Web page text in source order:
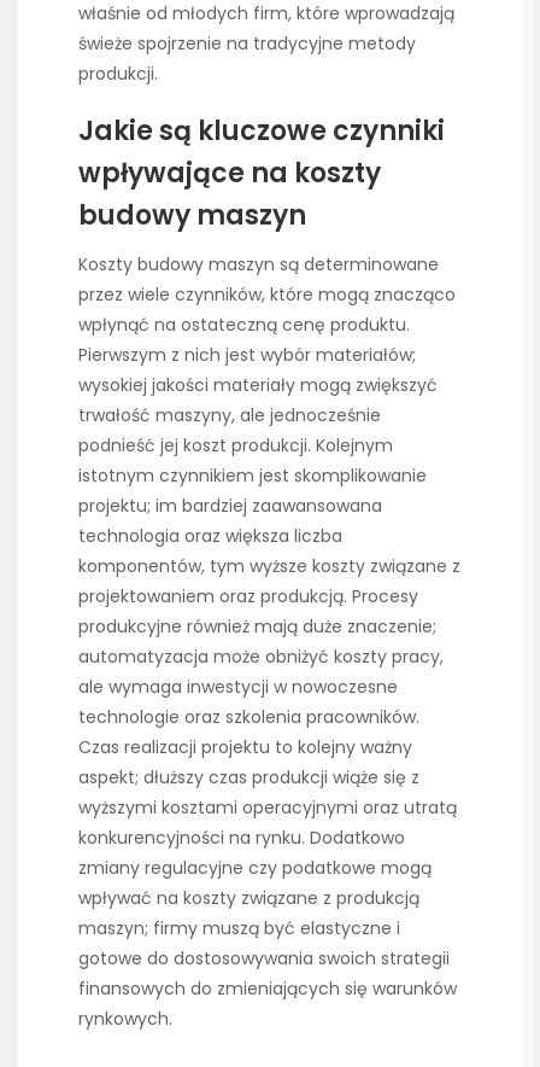
właśnie od młodych firm, które wprowadzają
świeże spojrzenie na tradycyjne metody
produkcji.
Jakie są kluczowe czynniki
wpływające na koszty
budowy maszyn
Koszty budowy maszyn są determinowane
przez wiele czynników, które mogą znacząco
wpłynąć na ostateczną cenę produktu.
Pierwszym z nich jest wybór materiałów;
wysokiej jakości materiały mogą zwiększyć
trwałość maszyny, ale jednocześnie
podnieść jej koszt produkcji. Kolejnym
istotnym czynnikiem jest skomplikowanie
projektu; im bardziej zaawansowana
technologia oraz większa liczba
komponentów, tym wyższe koszty związane z
projektowaniem oraz produkcją. Procesy
produkcyjne również mają duże znaczenie;
automatyzacja może obniżyć koszty pracy,
ale wymaga inwestycji w nowoczesne
technologie oraz szkolenia pracowników.
Czas realizacji projektu to kolejny ważny
aspekt; dłuższy czas produkcji wiąże się z
wyższymi kosztami operacyjnymi oraz utratą
konkurencyjności na rynku. Dodatkowo
zmiany regulacyjne czy podatkowe mogą
wpływać na koszty związane z produkcją
maszyn; firmy muszą być elastyczne i
gotowe do dostosowywania swoich strategii
finansowych do zmieniających się warunków
rynkowych.